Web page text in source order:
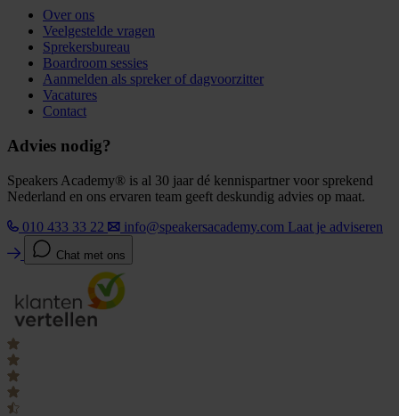
Over ons
Veelgestelde vragen
Sprekersbureau
Boardroom sessies
Aanmelden als spreker of dagvoorzitter
Vacatures
Contact
Advies nodig?
Speakers Academy® is al 30 jaar dé kennispartner voor sprekend
Nederland en ons ervaren team geeft deskundig advies op maat.
010 433 33 22
info@speakersacademy.com Laat je adviseren
Chat met ons